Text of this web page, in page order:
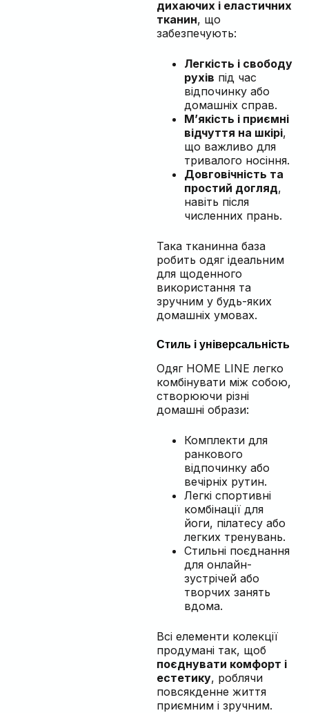
дихаючих і еластичних
тканин, що
забезпечують:
Легкість і свободу
рухів під час
відпочинку або
домашніх справ.
М’якість і приємні
відчуття на шкірі,
що важливо для
тривалого носіння.
Довговічність та
простий догляд,
навіть після
численних прань.
Така тканинна база
робить одяг ідеальним
для щоденного
використання та
зручним у будь-яких
домашніх умовах.
Стиль і універсальність
Одяг HOME LINE легко
комбінувати між собою,
створюючи різні
домашні образи:
Комплекти для
ранкового
відпочинку або
вечірніх рутин.
Легкі спортивні
комбінації для
йоги, пілатесу або
легких тренувань.
Стильні поєднання
для онлайн-
зустрічей або
творчих занять
вдома.
Всі елементи колекції
продумані так, щоб
поєднувати комфорт і
естетику, роблячи
повсякденне життя
приємним і зручним.